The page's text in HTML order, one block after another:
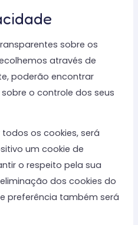
sobre os
através de
poderão encontrar
o controle dos seus
os cookies, será
um cookie de
o respeito pela sua
dos cookies do
preferência também será